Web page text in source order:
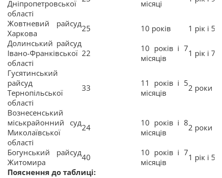
Дніпропетровської
області
місяці
Жовтневий райсуд
Харкова
25 10 років
1 рік і 5
Долинський райсуд
Івано-Франківської
області
22
10 років і 7
місяців
1 рік і 7
Гусятинський
райсуд
Тернопільської
області
33
11 років і 5
місяців
2 роки і
Вознесенський
міськрайонний суд
Миколаївської
області
24
10 років і 8
місяців
2 роки і
Богунський райсуд
Житомира
40
10 років і 7
місяців
1 рік і 5
Пояснення до таблиці: